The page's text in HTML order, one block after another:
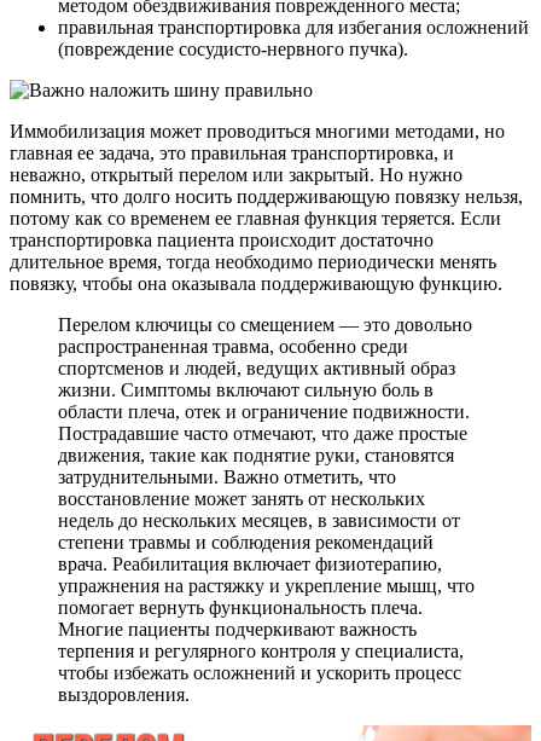
методом обездвиживания поврежденного места;
правильная транспортировка для избегания осложнений
(повреждение сосудисто-нервного пучка).
Иммобилизация может проводиться многими методами, но
главная ее задача, это правильная транспортировка, и
неважно, открытый перелом или закрытый. Но нужно
помнить, что долго носить поддерживающую повязку нельзя,
потому как со временем ее главная функция теряется. Если
транспортировка пациента происходит достаточно
длительное время, тогда необходимо периодически менять
повязку, чтобы она оказывала поддерживающую функцию.
Перелом ключицы со смещением — это довольно
распространенная травма, особенно среди
спортсменов и людей, ведущих активный образ
жизни. Симптомы включают сильную боль в
области плеча, отек и ограничение подвижности.
Пострадавшие часто отмечают, что даже простые
движения, такие как поднятие руки, становятся
затруднительными. Важно отметить, что
восстановление может занять от нескольких
недель до нескольких месяцев, в зависимости от
степени травмы и соблюдения рекомендаций
врача. Реабилитация включает физиотерапию,
упражнения на растяжку и укрепление мышц, что
помогает вернуть функциональность плеча.
Многие пациенты подчеркивают важность
терпения и регулярного контроля у специалиста,
чтобы избежать осложнений и ускорить процесс
выздоровления.